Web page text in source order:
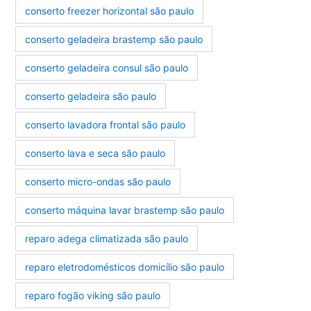
conserto freezer horizontal são paulo
conserto geladeira brastemp são paulo
conserto geladeira consul são paulo
conserto geladeira são paulo
conserto lavadora frontal são paulo
conserto lava e seca são paulo
conserto micro-ondas são paulo
conserto máquina lavar brastemp são paulo
reparo adega climatizada são paulo
reparo eletrodomésticos domicílio são paulo
reparo fogão viking são paulo